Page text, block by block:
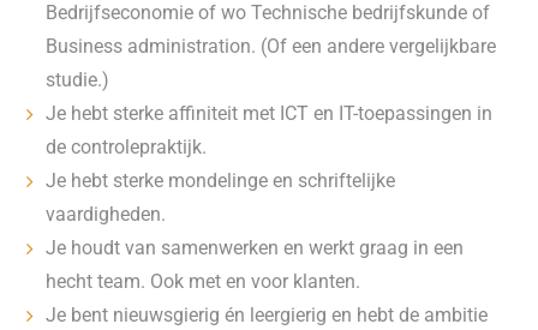
Bedrijfseconomie of wo Technische bedrijfskunde of
Business administration. (Of een andere vergelijkbare
studie.)
Je hebt sterke affiniteit met ICT en IT-toepassingen in
de controlepraktijk.
Je hebt sterke mondelinge en schriftelijke
vaardigheden.
Je houdt van samenwerken en werkt graag in een
hecht team. Ook met en voor klanten.
Je bent nieuwsgierig én leergierig en hebt de ambitie